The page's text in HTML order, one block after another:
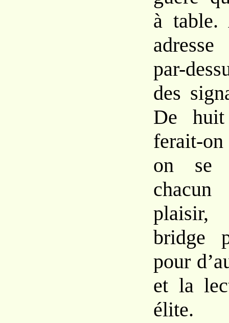
à table.
par-
des
De
ferait-
on se
bridge
pour
et la